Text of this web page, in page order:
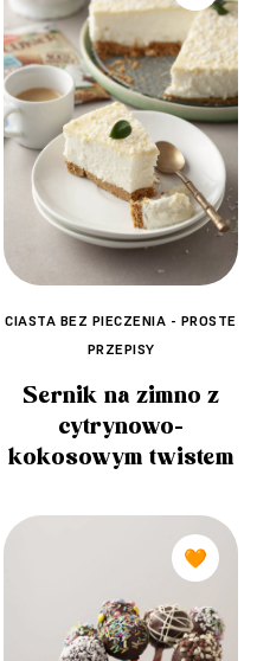
CIASTA BEZ PIECZENIA - PROSTE
PRZEPISY
Sernik na zimno z
cytrynowo-
kokosowym twistem
🧡